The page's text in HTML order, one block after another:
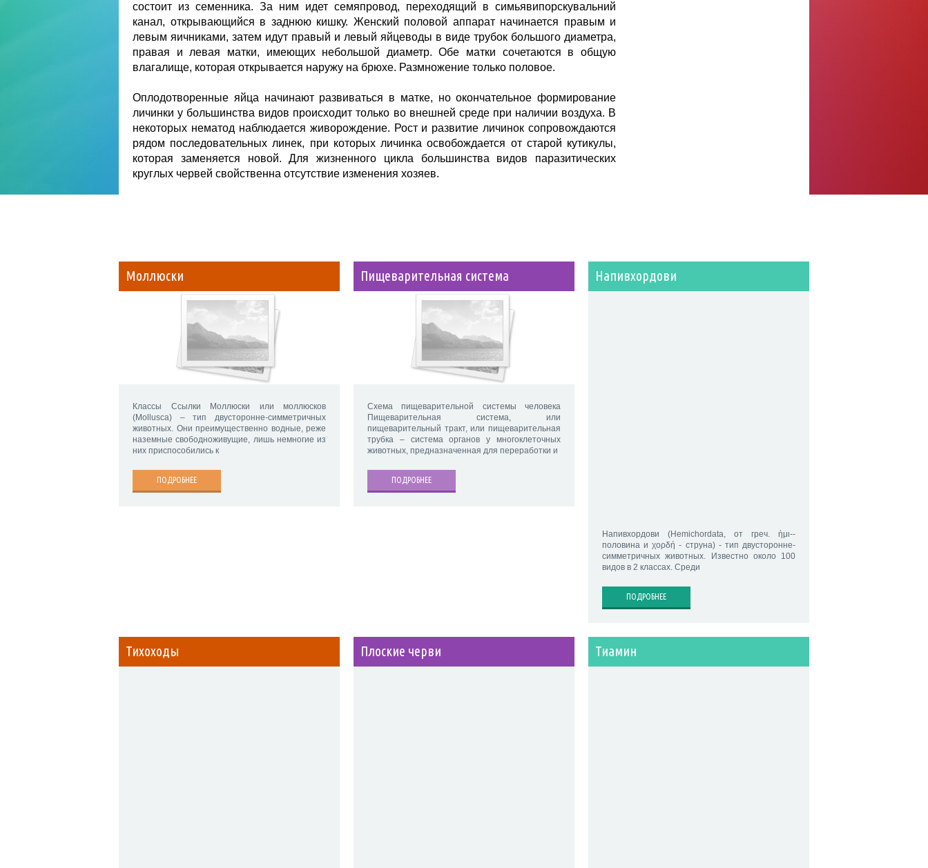
состоит из семенника. За ним идет семяпровод, переходящий в симьявипорскувальний
канал, открывающийся в заднюю кишку. Женский половой аппарат начинается правым и
левым яичниками, затем идут правый и левый яйцеводы в виде трубок большого диаметра,
правая и левая матки, имеющих небольшой диаметр. Обе матки сочетаются в общую
влагалище, которая открывается наружу на брюхе. Размножение только половое.
Оплодотворенные яйца начинают развиваться в матке, но окончательное формирование
личинки у большинства видов происходит только во внешней среде при наличии воздуха. В
некоторых нематод наблюдается живорождение. Рост и развитие личинок сопровождаются
рядом последовательных линек, при которых личинка освобождается от старой кутикулы,
которая заменяется новой. Для жизненного цикла большинства видов паразитических
круглых червей свойственна отсутствие изменения хозяев.
Моллюски
Классы Ссылки Моллюски или моллюсков
(Mollusca) – тип двусторонне-симметричных
животных. Они преимущественно водные, реже
наземные свободноживущие, лишь немногие из
них приспособились к
ПОДРОБНЕЕ
Пищеварительная система
Схема пищеварительной системы человека
Пищеварительная система, или
пищеварительный тракт, или пищеварительная
трубка – система органов у многоклеточных
животных, предназначенная для переработки и
ПОДРОБНЕЕ
Напивхордови
Напивхордови (Hemichordata, от греч. ἡμι--
половина и χορδή - струна) - тип двусторонне-
симметричных животных. Известно около 100
видов в 2 классах. Среди
ПОДРОБНЕЕ
Тихоходы Плоские черви Тиамин